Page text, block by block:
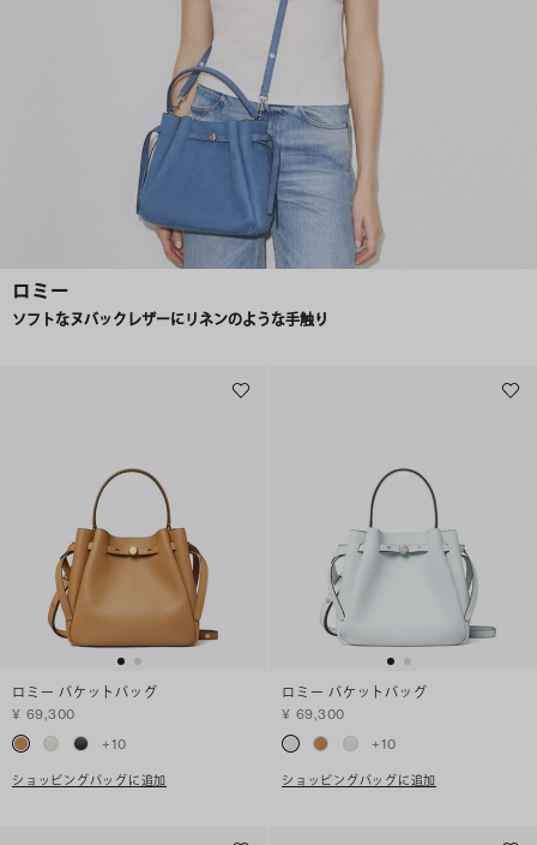
ロミー
ソフトなヌバックレザーにリネンのような手触り
ロミー バケットバッグ
¥ 69,300
+10
ショッピングバッグに追加
ロミー バケットバッグ
¥ 69,300
+10
ショッピングバッグに追加